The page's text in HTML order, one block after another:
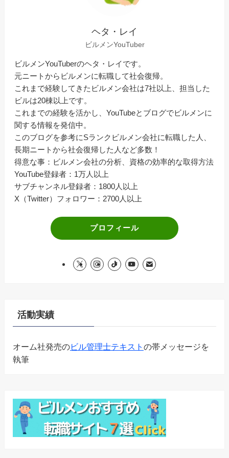
ヘタ・レイ
ビルメンYouTuber
ビルメンYouTuberのヘタ・レイです。
元ニートからビルメンに転職して社会復帰。
これまで経験してきたビルメン会社は7社以上、担当した
ビルは20棟以上です。
これまでの経験を活かし、YouTubeとブログでビルメンに
関する情報を発信中。
このブログを参考にSランクビルメン会社に転職した人、
長期ニートから社会復帰した人など多数！
得意な事：ビルメン会社の分析、資格の効率的な取得方法
YouTube登録者：1万人以上
サブチャンネル登録者：1800人以上
X（Twitter）フォロワー：2700人以上
プロフィール
活動実績
オーム社発売のビル管理士テキスト の帯メッセージを
執筆